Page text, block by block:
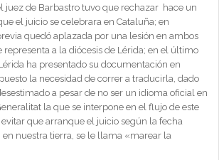
juez de Barbastro tuvo que rechazar hace un
el juicio se celebrara en Cataluña; en
quedó aplazada por una lesión en ambos
representa a la diócesis de Lérida; en el último
ha presentado su documentación en
la necesidad de correr a traducirla, dado
a pesar de no ser un idioma oficial en
la que se interpone en el flujo de este
que arranque el juicio según la fecha
en nuestra tierra, se le llama «marear la